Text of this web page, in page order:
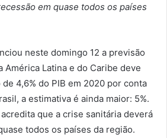
em quase todos os países
neste domingo 12 a previsão
América Latina e do Caribe deve
4,6% do PIB em 2020 por conta
a estimativa é ainda maior: 5%.
que a crise sanitária deverá
todos os países da região.